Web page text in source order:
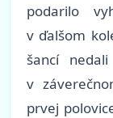
podarilo
v ďalšom
šancí
v
prvej